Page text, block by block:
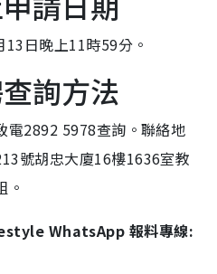
日晚上11時59分。
詢方法
電2892 5978查詢。聯絡地
號胡忠大廈16樓1636室教
。
WhatsApp 報料專線: